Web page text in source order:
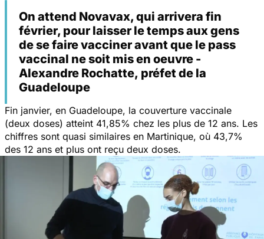
On attend Novavax, qui arrivera fin
février, pour laisser le temps aux gens
de se faire vacciner avant que le pass
vaccinal ne soit mis en oeuvre -
Alexandre Rochatte, préfet de la
Guadeloupe
Fin janvier, en Guadeloupe, la couverture vaccinale
(deux doses) atteint 41,85% chez les plus de 12 ans. Les
chiffres sont quasi similaires en Martinique, où 43,7%
des 12 ans et plus ont reçu deux doses.